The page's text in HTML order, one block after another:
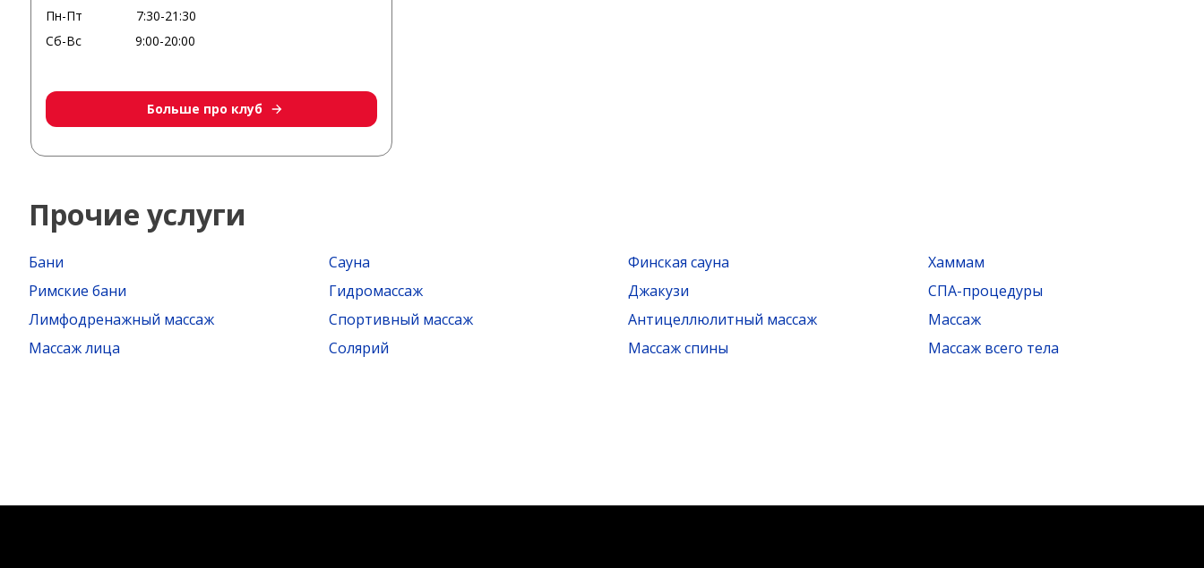
Пн-Пт
7:30-21:30
Сб-Вс
9:00-20:00
Больше про клуб
Прочие услуги
Бани Сауна Финская сауна
Хаммам
Римские бани
Гидромассаж Джакузи
СПА-процедуры
Лимфодренажный массаж
Спортивный массаж Антицеллюлитный массаж
Массаж
Массаж лица
Солярий Массаж спины Массаж всего тела